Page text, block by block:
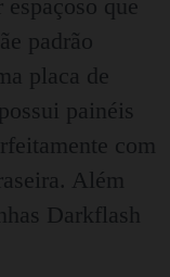
que
padrão
placa de
painéis
com
Além
Darkflash